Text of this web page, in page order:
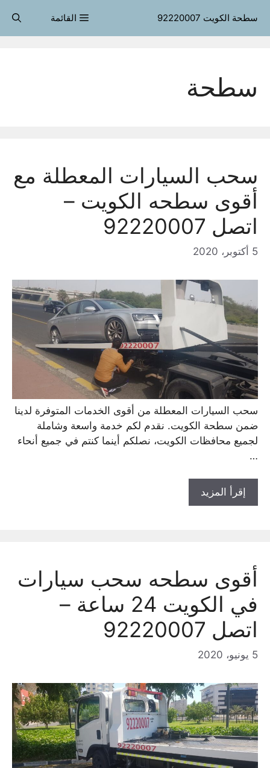
سطحة الكويت 92220007 القائمة
سطحة
سحب السيارات المعطلة مع
أقوى سطحه الكويت –
اتصل 92220007
سحب السيارات المعطلة من أقوى الخدمات المتوفرة لدينا
ضمن سطحة الكويت. نقدم لكم خدمة واسعة وشاملة
لجميع محافظات الكويت، نصلكم أينما كنتم في جميع أنحاء
إقرأ المزيد
أقوى سطحه سحب سيارات
في الكويت 24 ساعة –
اتصل 92220007